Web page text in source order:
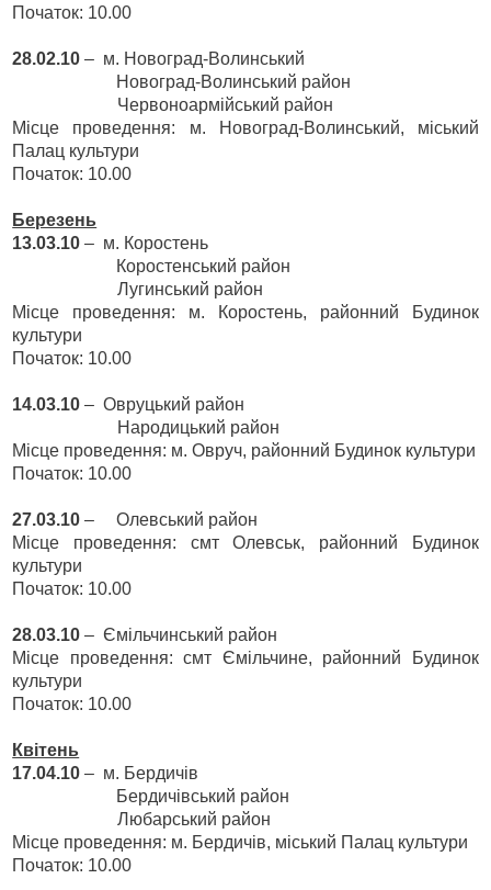
Початок: 10.00
28.02.10 – м. Новоград-Волинський
Новоград-Волинський район
Червоноармійський район
Місце проведення: м. Новоград-Волинський, міський
Палац культури
Початок: 10.00
Березень
13.03.10 – м. Коростень
Коростенський район
Лугинський район
Місце проведення: м. Коростень, районний Будинок
культури
Початок: 10.00
14.03.10 – Овруцький район
Народицький район
Місце проведення: м. Овруч, районний Будинок культури
Початок: 10.00
27.03.10 –
Олевський район
Місце проведення: смт Олевськ, районний Будинок
культури
Початок: 10.00
28.03.10 – Ємільчинський район
Місце проведення: смт Ємільчине, районний Будинок
культури
Початок: 10.00
Квітень
17.04.10 – м. Бердичів
Бердичівський район
Любарський район
Місце проведення: м. Бердичів, міський Палац культури
Початок: 10.00